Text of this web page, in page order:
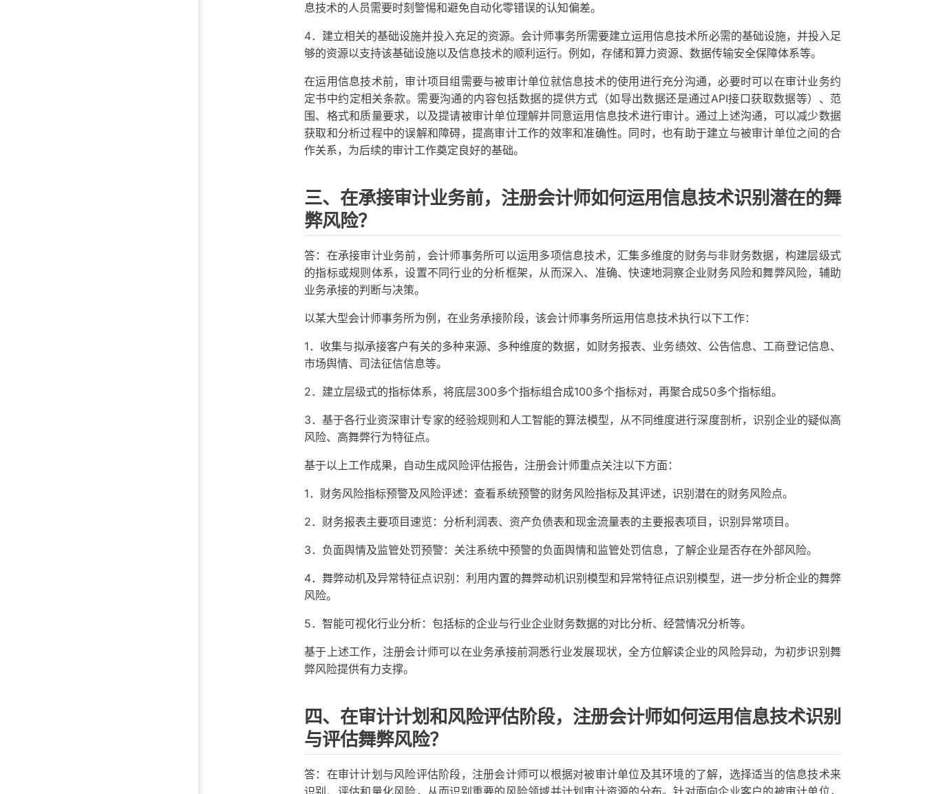
息技术的人员需要时刻警惕和避免自动化零错误的认知偏差。
4．建立相关的基础设施并投入充足的资源。会计师事务所需要建立运用信息技术所必需的基础设施，并投入足
够的资源以支持该基础设施以及信息技术的顺利运行。例如，存储和算力资源、数据传输安全保障体系等。
在运用信息技术前，审计项目组需要与被审计单位就信息技术的使用进行充分沟通，必要时可以在审计业务约
定书中约定相关条款。需要沟通的内容包括数据的提供方式（如导出数据还是通过API接口获取数据等）、范
围、格式和质量要求，以及提请被审计单位理解并同意运用信息技术进行审计。通过上述沟通，可以减少数据
获取和分析过程中的误解和障碍，提高审计工作的效率和准确性。同时，也有助于建立与被审计单位之间的合
作关系，为后续的审计工作奠定良好的基础。
三、在承接审计业务前，注册会计师如何运用信息技术识别潜在的舞
弊风险？
答：在承接审计业务前，会计师事务所可以运用多项信息技术，汇集多维度的财务与非财务数据，构建层级式
的指标或规则体系，设置不同行业的分析框架，从而深入、准确、快速地洞察企业财务风险和舞弊风险，辅助
业务承接的判断与决策。
以某大型会计师事务所为例，在业务承接阶段，该会计师事务所运用信息技术执行以下工作：
1．收集与拟承接客户有关的多种来源、多种维度的数据，如财务报表、业务绩效、公告信息、工商登记信息、
市场舆情、司法征信信息等。
2．建立层级式的指标体系，将底层300多个指标组合成100多个指标对，再聚合成50多个指标组。
3．基于各行业资深审计专家的经验规则和人工智能的算法模型，从不同维度进行深度剖析，识别企业的疑似高
风险、高舞弊行为特征点。
基于以上工作成果，自动生成风险评估报告，注册会计师重点关注以下方面：
1．财务风险指标预警及风险评述：查看系统预警的财务风险指标及其评述，识别潜在的财务风险点。
2．财务报表主要项目速览：分析利润表、资产负债表和现金流量表的主要报表项目，识别异常项目。
3．负面舆情及监管处罚预警：关注系统中预警的负面舆情和监管处罚信息，了解企业是否存在外部风险。
4．舞弊动机及异常特征点识别：利用内置的舞弊动机识别模型和异常特征点识别模型，进一步分析企业的舞弊
风险。
5．智能可视化行业分析：包括标的企业与行业企业财务数据的对比分析、经营情况分析等。
基于上述工作，注册会计师可以在业务承接前洞悉行业发展现状，全方位解读企业的风险异动，为初步识别舞
弊风险提供有力支撑。
四、在审计计划和风险评估阶段，注册会计师如何运用信息技术识别
与评估舞弊风险？
答：在审计计划与风险评估阶段，注册会计师可以根据对被审计单位及其环境的了解，选择适当的信息技术来
识别、评估和量化风险，从而识别重要的风险领域并计划审计资源的分布。针对面向企业客户的被审计单位，